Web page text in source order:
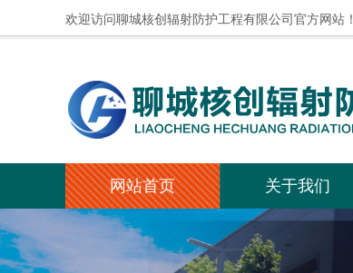
欢迎访问聊城核创辐射防护工程有限公司官方网站！
网站首页 关于我们